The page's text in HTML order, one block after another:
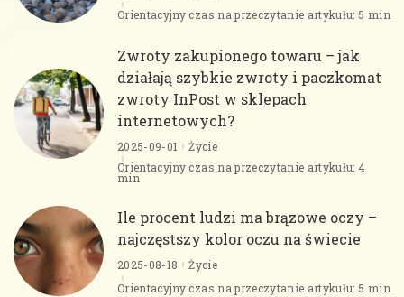
Orientacyjny czas na przeczytanie artykułu: 5 min
Zwroty zakupionego towaru – jak
działają szybkie zwroty i paczkomat
zwroty InPost w sklepach
internetowych?
2025-09-01
Życie
Orientacyjny czas na przeczytanie artykułu: 4
min
Ile procent ludzi ma brązowe oczy –
najczęstszy kolor oczu na świecie
2025-08-18
Życie
Orientacyjny czas na przeczytanie artykułu: 5 min